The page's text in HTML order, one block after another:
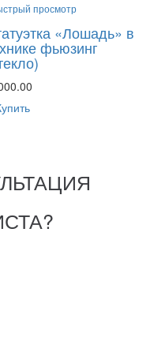
просмотр
«Лошадь» в
фьюзинг